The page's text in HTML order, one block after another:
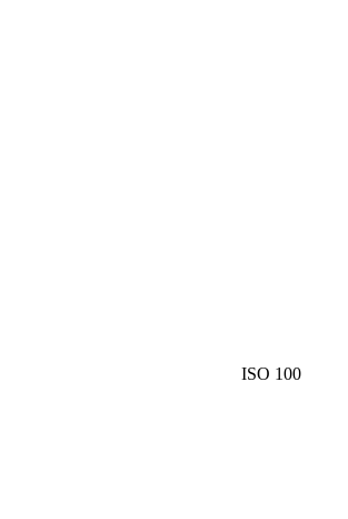
ISO 100